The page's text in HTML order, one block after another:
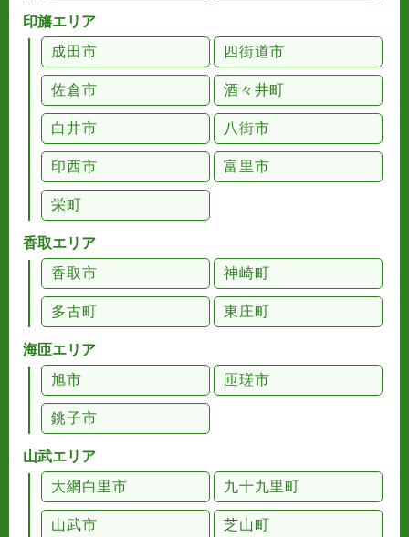
印旛エリア
成田市
四街道市
佐倉市 酒々井町
白井市 八街市
印西市 富里市
栄町
香取エリア
香取市
神崎町
多古町 東庄町
海匝エリア
旭市
匝瑳市
銚子市
山武エリア
大網白里市
九十九里町
山武市 芝山町